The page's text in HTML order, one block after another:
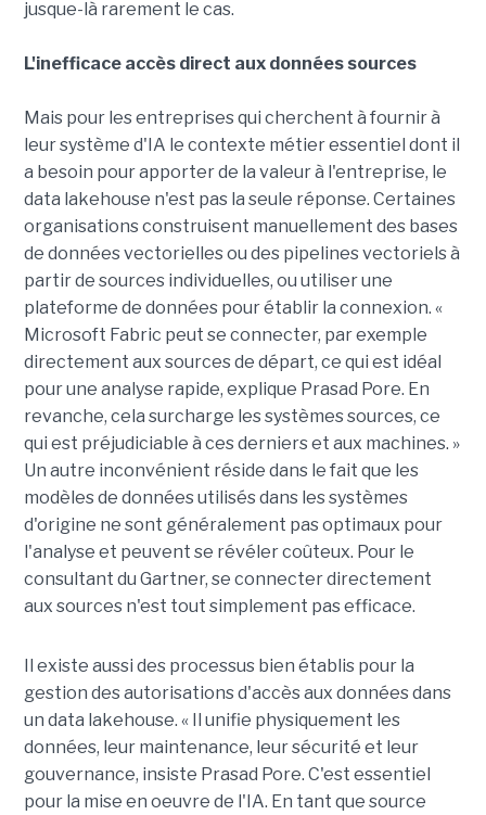
jusque-là rarement le cas.
L'inefficace accès direct aux données sources
Mais pour les entreprises qui cherchent à fournir à
leur système d'IA le contexte métier essentiel dont il
a besoin pour apporter de la valeur à l'entreprise, le
data lakehouse n'est pas la seule réponse. Certaines
organisations construisent manuellement des bases
de données vectorielles ou des pipelines vectoriels à
partir de sources individuelles, ou utiliser une
plateforme de données pour établir la connexion. «
Microsoft Fabric peut se connecter, par exemple
directement aux sources de départ, ce qui est idéal
pour une analyse rapide, explique Prasad Pore. En
revanche, cela surcharge les systèmes sources, ce
qui est préjudiciable à ces derniers et aux machines. »
Un autre inconvénient réside dans le fait que les
modèles de données utilisés dans les systèmes
d'origine ne sont généralement pas optimaux pour
l'analyse et peuvent se révéler coûteux. Pour le
consultant du Gartner, se connecter directement
aux sources n'est tout simplement pas efficace.
Il existe aussi des processus bien établis pour la
gestion des autorisations d'accès aux données dans
un data lakehouse. « Il unifie physiquement les
données, leur maintenance, leur sécurité et leur
gouvernance, insiste Prasad Pore. C'est essentiel
pour la mise en oeuvre de l'IA. En tant que source